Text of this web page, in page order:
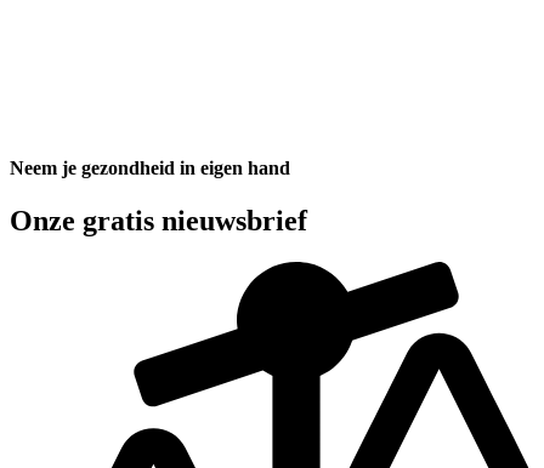
Neem je gezondheid in eigen hand
Onze gratis nieuwsbrief